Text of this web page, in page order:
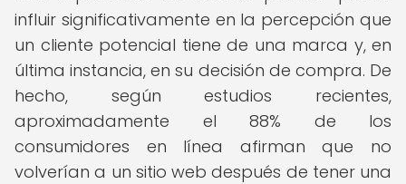
influir significativamente en la percepción que
un cliente potencial tiene de una marca y, en
última instancia, en su decisión de compra. De
hecho, según estudios recientes,
aproximadamente el 88% de los
consumidores en línea afirman que no
volverían a un sitio web después de tener una